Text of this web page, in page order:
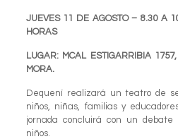
JUEVES 11 DE AGOSTO – 8.30 A
HORAS
LUGAR: MCAL ESTIGARRIBIA
MORA.
Dequení realizará un teatro de
niños, niñas, familias y
jornada concluirá con un debate
niños.